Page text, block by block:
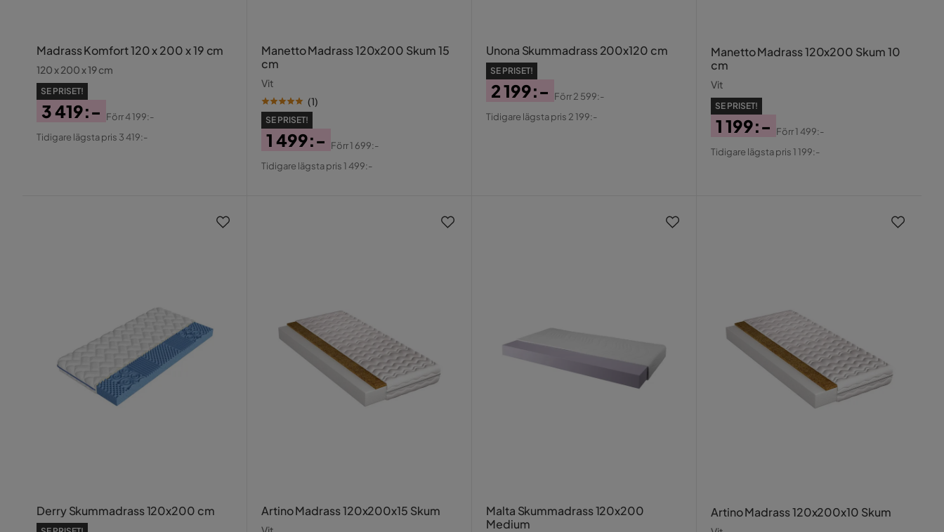
Madrass Komfort 120 x 200 x 19 cm
120 x 200 x 19 cm
SE PRISET!
Pris
3 419:-
Original
Förr4 199:-
Tidigare lägsta pris 3 419:-
Manetto Madrass 120x200 Skum 15
cm
Vit
(1)
SE PRISET!
Pris
1 499:-
Original
Förr1 699:-
Tidigare lägsta pris 1 499:-
Unona Skummadrass 200x120 cm
SE PRISET!
Pris
2 199:-
Original
Förr2 599:-
Tidigare lägsta pris 2 199:-
Manetto Madrass 120x200 Skum 10
cm
Vit
SE PRISET!
Pris
1 199:-
Original
Förr1 499:-
Tidigare lägsta pris 1 199:-
Derry Skummadrass 120x200 cm Artino Madrass 120x200x15 Skum
Malta Skummadrass 120x200
Medium
Artino Madrass 120x200x10 Skum